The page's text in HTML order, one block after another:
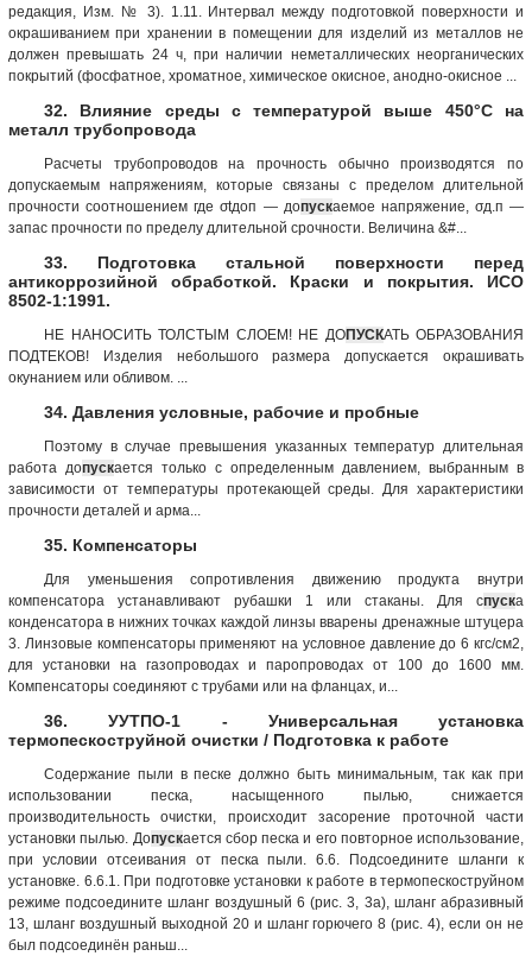
редакция, Изм. № 3). 1.11. Интервал между подготовкой поверхности и
окрашиванием при хранении в помещении для изделий из металлов не
должен превышать 24 ч, при наличии неметаллических неорганических
покрытий (фосфатное, хроматное, химическое окисное, анодно-окисное ...
32. Влияние среды с температурой выше 450°С на
металл трубопровода
Расчеты трубопроводов на прочность обычно производятся по
допускаемым напряжениям, которые связаны с пределом длительной
прочности соотношением где σtдоп — допускаемое напряжение, σд.п —
запас прочности по пределу длительной срочности. Величина &#...
33. Подготовка стальной поверхности перед
антикоррозийной обработкой. Краски и покрытия. ИСО
8502-1:1991.
НЕ НАНОСИТЬ ТОЛСТЫМ СЛОЕМ! НЕ ДОПУСКАТЬ ОБРАЗОВАНИЯ
ПОДТЕКОВ! Изделия небольшого размера допускается окрашивать
окунанием или обливом. ...
34. Давления условные, рабочие и пробные
Поэтому в случае превышения указанных температур длительная
работа допускается только с определенным давлением, выбранным в
зависимости от температуры протекающей среды. Для характеристики
прочности деталей и арма...
35. Компенсаторы
Для уменьшения сопротивления движению продукта внутри
компенсатора устанавливают рубашки 1 или стаканы. Для спуска
конденсатора в нижних точках каждой линзы вварены дренажные штуцера
3. Линзовые компенсаторы применяют на условное давление до 6 кгс/см2,
для установки на газопроводах и паропроводах от 100 до 1600 мм.
Компенсаторы соединяют с трубами или на фланцах, и...
36. УУТПО-1 - Универсальная установка
термопескоструйной очистки / Подготовка к работе
Содержание пыли в песке должно быть минимальным, так как при
использовании песка, насыщенного пылью, снижается
производительность очистки, происходит засорение проточной части
установки пылью. Допускается сбор песка и его повторное использование,
при условии отсеивания от песка пыли. 6.6. Подсоедините шланги к
установке. 6.6.1. При подготовке установки к работе в термопескоструйном
режиме подсоедините шланг воздушный 6 (рис. 3, 3а), шланг абразивный
13, шланг воздушный выходной 20 и шланг горючего 8 (рис. 4), если он не
был подсоединён раньш...